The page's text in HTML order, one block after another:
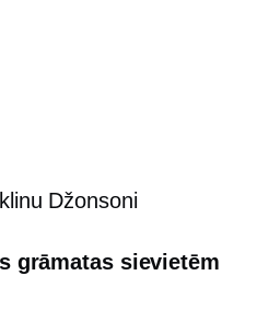
Džonsoni
grāmatas sievietēm